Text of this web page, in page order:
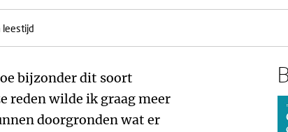
leestijd
bijzonder dit soort
reden wilde ik graag meer
doorgronden wat er